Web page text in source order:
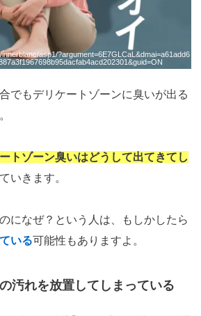
asp1/?argument=6E7GLCaL&dmai=a61add6
でもデリケートゾーンに臭いが出る
トゾーン臭いはどうして出てきてし
いきます。
になぜ？という人は、もしかしたら
いる可能性もありますよ。
汚れを放置してしまっている